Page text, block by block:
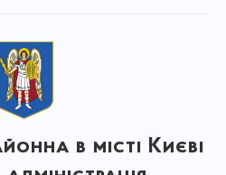
в місті Києві